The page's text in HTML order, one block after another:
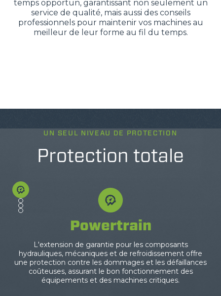
temps opportun, garantissant non seulement un
service de qualité, mais aussi des conseils
professionnels pour maintenir vos machines au
meilleur de leur forme au fil du temps.
UN SEUL NIVEAU DE PROTECTION
Protection totale
Powertrain
L'extension de garantie pour les composants
hydrauliques, mécaniques et de refroidissement offre
une protection contre les dommages et les défaillances
coûteuses, assurant le bon fonctionnement des
équipements et des machines critiques.